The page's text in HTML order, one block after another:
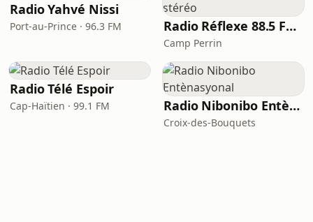
Radio Yahvé Nissi
Port-au-Prince · 96.3 FM Radio Réflexe 88.5 FM stéréo
Camp Perrin
Radio Télé Espoir
Cap-Haïtien · 99.1 FM Radio Nibonibo Entènasyonal
Croix-des-Bouquets